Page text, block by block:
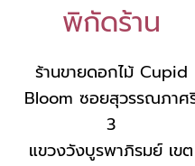
พิกัดร้าน
ร้านขายดอกไม้ Cupid
Bloom ซอยสุวรรณภาศ
3
แขวงวังบูรพาภิรมย์ เขต